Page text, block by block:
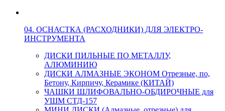
04. ОСНАСТКА (РАСХОДНИКИ) ДЛЯ ЭЛЕКТРО-
ИНСТРУМЕНТА
ДИСКИ ПИЛЬНЫЕ ПО МЕТАЛЛУ,
АЛЮМИНИЮ
ДИСКИ АЛМАЗНЫЕ ЭКОНОМ Отрезные, по,
Бетону, Кирпичу, Керамике (КИТАЙ)
ЧАШКИ ШЛИФОВАЛЬНО-ОБДИРОЧНЫЕ для
УШМ СТД-157